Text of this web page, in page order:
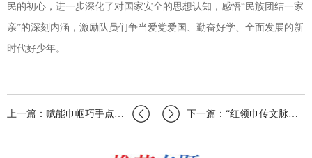
民的初心，进一步深化了对国家安全的思想认知，感悟“民族团结一家
亲”的深刻内涵，激励队员们争当爱党爱国、勤奋好学、全面发展的新
时代好少年。
上一篇：赋能巾帼巧手点亮创业微光｜锡林郭勒盟团委开展羊毛毡手工技能培训助力青年创… 下一篇：“红领巾传文脉——跟着习爷爷学在博物馆”呼伦贝尔市少先队员民族团结进步教…